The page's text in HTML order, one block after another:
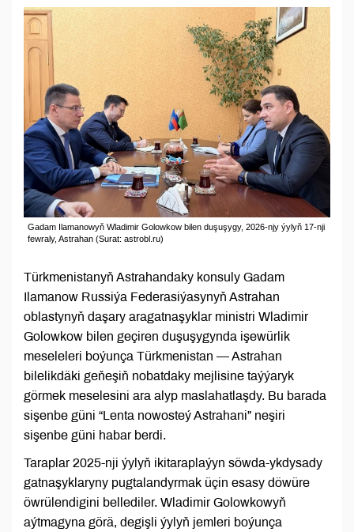
Gadam Ilamanowyň Wladimir Golowkow bilen duşuşygy, 2026-njy ýylyň 17-nji
fewraly, Astrahan (Surat: astrobl.ru)
Türkmenistanyň Astrahandaky konsuly Gadam
Ilamanow Russiýa Federasiýasynyň Astrahan
oblastynyň daşary aragatnaşyklar ministri Wladimir
Golowkow bilen geçiren duşuşygynda işewürlik
meseleleri boýunça Türkmenistan — Astrahan
bilelikdäki geňeşiň nobatdaky mejlisine taýýaryk
görmek meselesini ara alyp maslahatlaşdy. Bu barada
sişenbe güni “Lenta nowosteý Astrahani” neşiri
sişenbe güni habar berdi.
Taraplar 2025-nji ýylyň ikitaraplaýyn söwda-ykdysady
gatnaşyklaryny pugtalandyrmak üçin esasy döwüre
öwrülendigini bellediler. Wladimir Golowkowyň
aýtmagyna görä, degişli ýylyň jemleri boýunça